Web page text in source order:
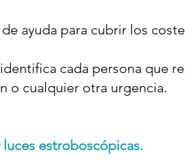
ayuda para cubrir los
cada persona que
o cualquier otra urgencia.
estroboscópicas.